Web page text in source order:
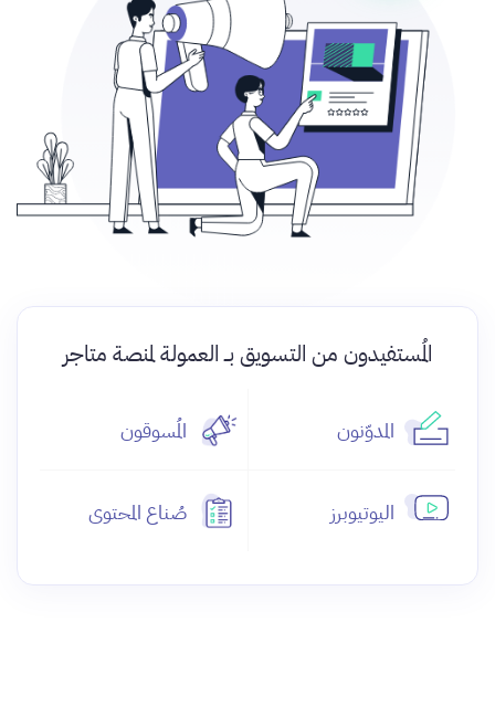
المُستفيدون من التسويق بــ العمولة لمنصة متاجر
المدوّنون المُسوقون
اليوتيوبرز صُناع المحتوى